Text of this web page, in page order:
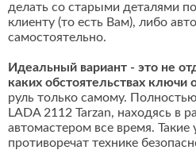
делать со старыми деталями
клиенту (то есть Вам), либо
самостоятельно.
Идеальный вариант - это не
каких обстоятельствах ключи
руль только самому.
LADA 2112 Tarzan, находясь в
автомастером все время. Такие
противоречат технике